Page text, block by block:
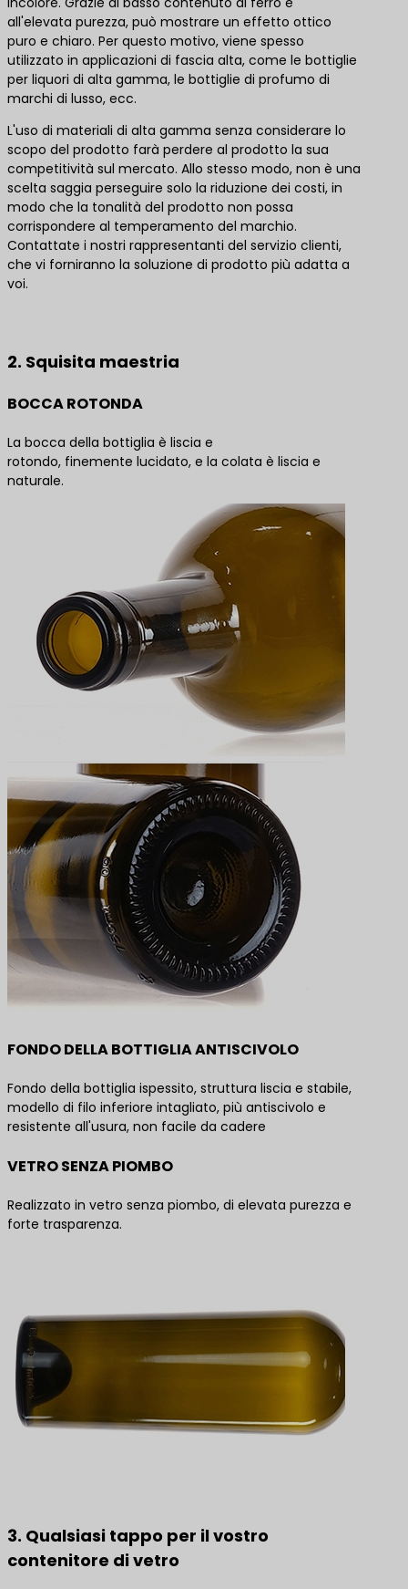
all'elevata purezza, può mostrare un effetto ottico
puro e chiaro. Per questo motivo, viene spesso
utilizzato in applicazioni di fascia alta, come le bottiglie
per liquori di alta gamma, le bottiglie di profumo di
marchi di lusso, ecc.
L'uso di materiali di alta gamma senza considerare lo
scopo del prodotto farà perdere al prodotto la sua
competitività sul mercato. Allo stesso modo, non è una
scelta saggia perseguire solo la riduzione dei costi, in
modo che la tonalità del prodotto non possa
corrispondere al temperamento del marchio.
Contattate i nostri rappresentanti del servizio clienti,
che vi forniranno la soluzione di prodotto più adatta a
voi.
2. Squisita maestria
BOCCA ROTONDA
La bocca della bottiglia è liscia e
rotondo, finemente lucidato, e la colata è liscia e
naturale.
FONDO DELLA BOTTIGLIA ANTISCIVOLO
Fondo della bottiglia ispessito, struttura liscia e stabile,
modello di filo inferiore intagliato, più antiscivolo e
resistente all'usura, non facile da cadere
VETRO SENZA PIOMBO
Realizzato in vetro senza piombo, di elevata purezza e
forte trasparenza.
3. Qualsiasi tappo per il vostro
contenitore di vetro